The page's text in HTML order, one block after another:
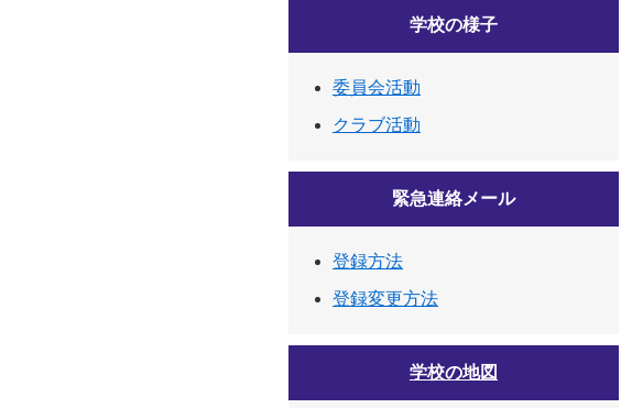
学校の様子
委員会活動
クラブ活動
緊急連絡メール
登録方法
登録変更方法
学校の地図